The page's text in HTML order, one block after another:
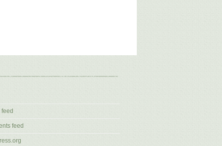
feed
feed